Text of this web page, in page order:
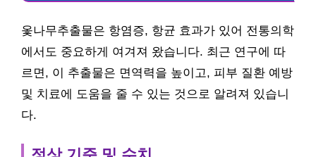
옻나무추출물은 항염증, 항균 효과가 있어 전통의학
에서도 중요하게 여겨져 왔습니다. 최근 연구에 따
르면, 이 추출물은 면역력을 높이고, 피부 질환 예방
및 치료에 도움을 줄 수 있는 것으로 알려져 있습니
다.